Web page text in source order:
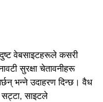
वेबसाइटहरूले कसरी
सुरक्षा चेतावनीहरू
भन्ने उदाहरण दिन्छ। वैध
सट्टा, साइटले